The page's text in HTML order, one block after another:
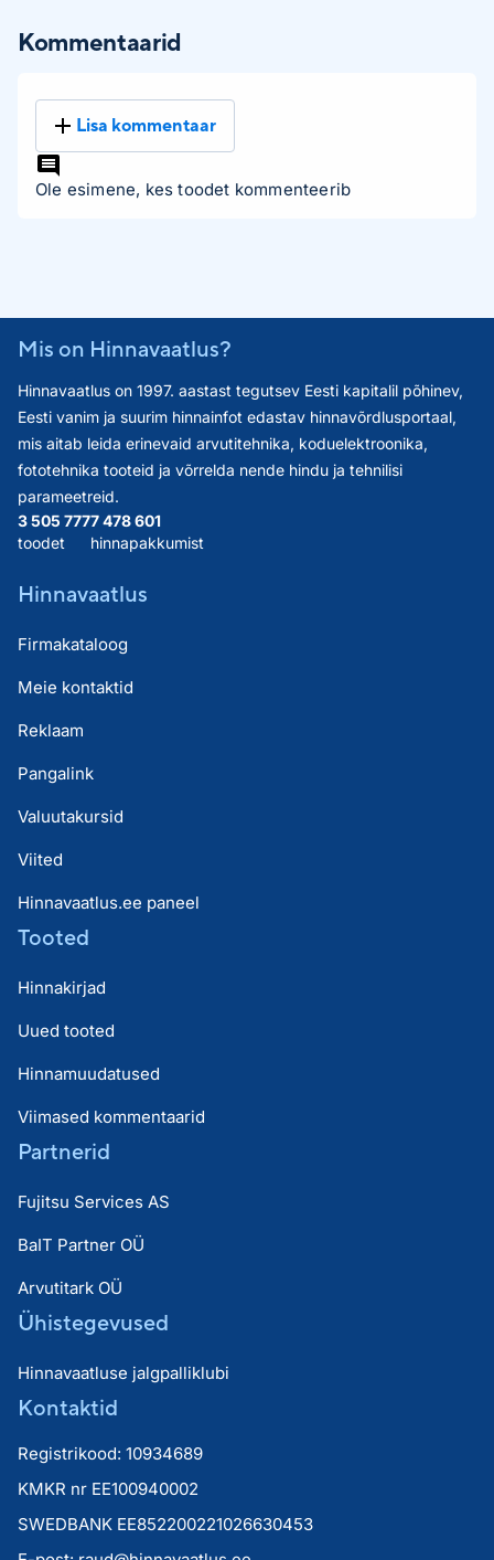
Kommentaarid
Lisa kommentaar
Ole esimene, kes toodet kommenteerib
Mis on Hinnavaatlus?
Hinnavaatlus on 1997. aastast tegutsev Eesti kapitalil põhinev,
Eesti vanim ja suurim hinnainfot edastav hinnavõrdlusportaal,
mis aitab leida erinevaid arvutitehnika, koduelektroonika,
fototehnika tooteid ja võrrelda nende hindu ja tehnilisi
parameetreid.
3 505 777
toodet
7 478 601
hinnapakkumist
Hinnavaatlus
Firmakataloog
Meie kontaktid
Reklaam
Pangalink
Valuutakursid
Viited
Hinnavaatlus.ee paneel
Tooted
Hinnakirjad
Uued tooted
Hinnamuudatused
Viimased kommentaarid
Partnerid
Fujitsu Services AS
BaIT Partner OÜ
Arvutitark OÜ
Ühistegevused
Hinnavaatluse jalgpalliklubi
Kontaktid
Registrikood: 10934689
KMKR nr EE100940002
SWEDBANK EE852200221026630453